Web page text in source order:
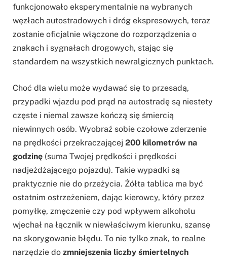
funkcjonowało eksperymentalnie na wybranych
węzłach autostradowych i dróg ekspresowych, teraz
zostanie oficjalnie włączone do rozporządzenia o
znakach i sygnałach drogowych, stając się
standardem na wszystkich newralgicznych punktach.
Choć dla wielu może wydawać się to przesadą,
przypadki wjazdu pod prąd na autostradę są niestety
częste i niemal zawsze kończą się śmiercią
niewinnych osób. Wyobraź sobie czołowe zderzenie
na prędkości przekraczającej 200 kilometrów na
godzinę (suma Twojej prędkości i prędkości
nadjeżdżającego pojazdu). Takie wypadki są
praktycznie nie do przeżycia. Żółta tablica ma być
ostatnim ostrzeżeniem, dając kierowcy, który przez
pomyłkę, zmęczenie czy pod wpływem alkoholu
wjechał na łącznik w niewłaściwym kierunku, szansę
na skorygowanie błędu. To nie tylko znak, to realne
narzędzie do zmniejszenia liczby śmiertelnych